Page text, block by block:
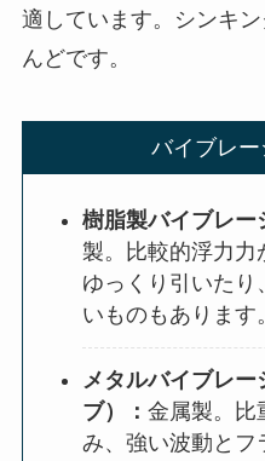
適しています。シンキ
んどです。
バイブレ
樹脂製バイブレー
製。比較的浮力力
ゆっくり引いたり
いものもあります
メタルバイブレー
ブ）：金属製。比
み、強い波動とフ